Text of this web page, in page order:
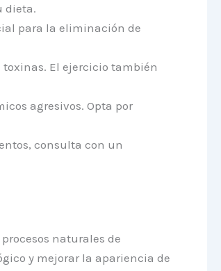
dieta.
para la eliminación de
El ejercicio también
agresivos. Opta por
consulta con un
naturales de
y mejorar la apariencia de